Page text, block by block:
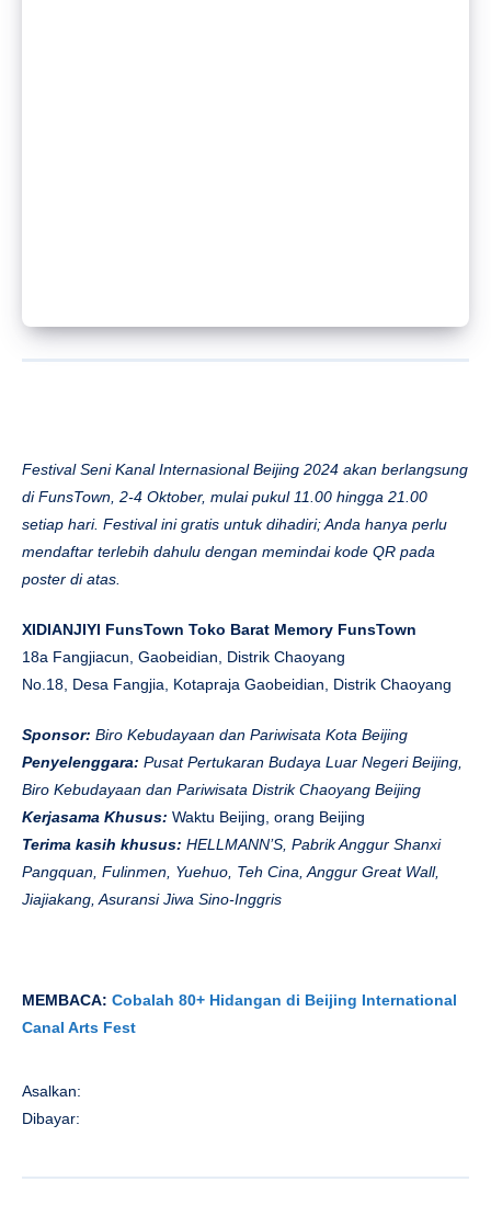
Festival Seni Kanal Internasional Beijing 2024 akan berlangsung
di FunsTown, 2-4 Oktober, mulai pukul 11.00 hingga 21.00
setiap hari. Festival ini gratis untuk dihadiri; Anda hanya perlu
mendaftar terlebih dahulu dengan memindai kode QR pada
poster di atas.
XIDIANJIYI FunsTown Toko Barat Memory FunsTown
18a Fangjiacun, Gaobeidian, Distrik Chaoyang
No.18, Desa Fangjia, Kotapraja Gaobeidian, Distrik Chaoyang
Sponsor: Biro Kebudayaan dan Pariwisata Kota Beijing
Penyelenggara: Pusat Pertukaran Budaya Luar Negeri Beijing,
Biro Kebudayaan dan Pariwisata Distrik Chaoyang Beijing
Kerjasama Khusus: Waktu Beijing, orang Beijing
Terima kasih khusus: HELLMANN’S, Pabrik Anggur Shanxi
Pangquan, Fulinmen, Yuehuo, Teh Cina, Anggur Great Wall,
Jiajiakang, Asuransi Jiwa Sino-Inggris
MEMBACA: Cobalah 80+ Hidangan di Beijing International
Canal Arts Fest
Asalkan:
Dibayar: